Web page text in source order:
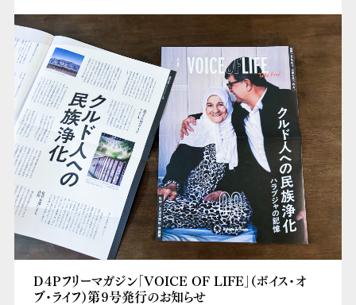
D４Pフリーマガジン「VOICE OF LIFE」（ボイス・オ
ブ・ライフ）第９号発行のお知らせ